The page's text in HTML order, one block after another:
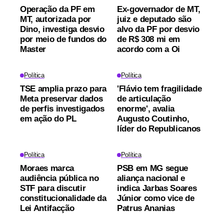
Operação da PF em
MT, autorizada por
Dino, investiga desvio
por meio de fundos do
Master
Ex-governador de MT,
juiz e deputado são
alvo da PF por desvio
de R$ 308 mi em
acordo com a Oi
Política
TSE amplia prazo para
Meta preservar dados
de perfis investigados
em ação do PL
Política
'Flávio tem fragilidade
de articulação
enorme', avalia
Augusto Coutinho,
líder do Republicanos
Política
Moraes marca
audiência pública no
STF para discutir
constitucionalidade da
Lei Antifacção
Política
PSB em MG segue
aliança nacional e
indica Jarbas Soares
Júnior como vice de
Patrus Ananias